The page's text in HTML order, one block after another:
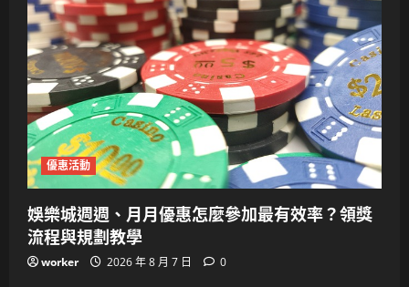
優惠活動
娛樂城週週、月月優惠怎麼參加最有效率？領獎
流程與規劃教學
worker 2026 年 8 月 7 日 0